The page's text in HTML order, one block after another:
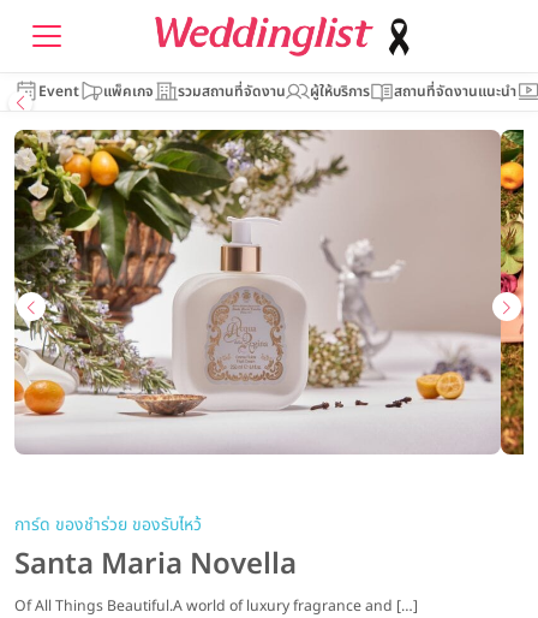
Event แพ็คเกจ รวมสถานที่จัดงาน ผู้ให้บริการ สถานที่จัดงานแนะนำ
การ์ด ของชำร่วย ของรับไหว้
Santa Maria Novella
Of All Things Beautiful.A world of luxury fragrance and […]